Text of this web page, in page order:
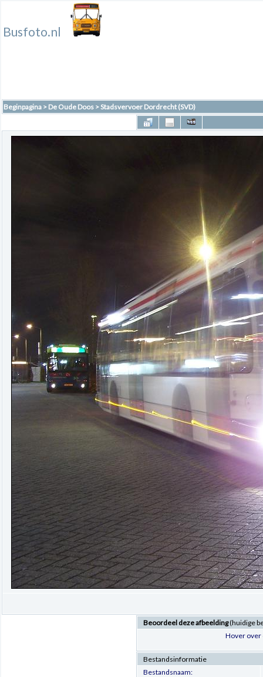
Busfoto.nl
Beginpagina > De Oude Doos >Stadsvervoer Dordrecht (SVD)
Beoordeel deze afbeelding(huidige
Hover over
Bestandsinformatie
Bestandsnaam: